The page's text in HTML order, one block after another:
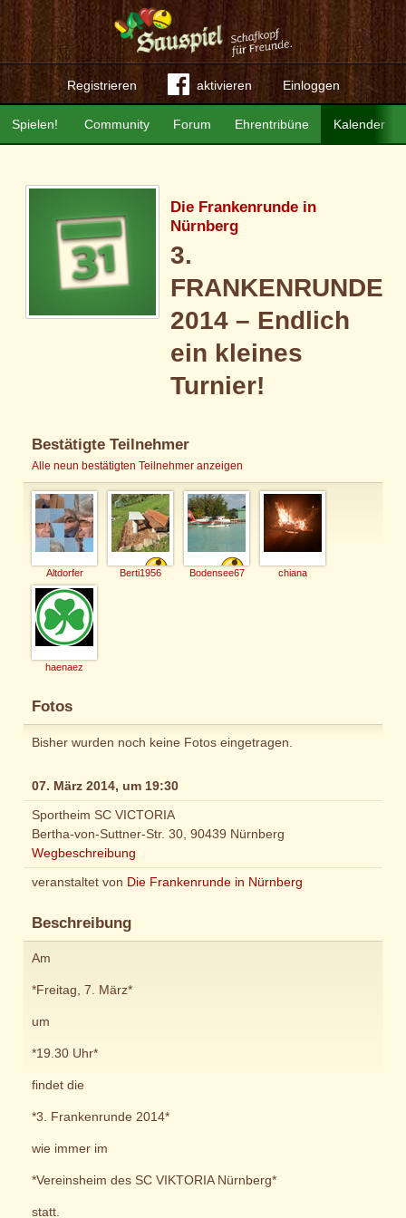
Registrieren aktivieren Einloggen
Community Forum Ehrentribüne Kalender
Spielen!
Die Frankenrunde in
Nürnberg
3.
FRANKENRUNDE
2014 – Endlich
ein kleines
Turnier!
Bestätigte Teilnehmer
Alle neun bestätigten Teilnehmer anzeigen
Altdorfer Berti1956 Bodensee67 chiana
haenaez
Fotos
Bisher wurden noch keine Fotos eingetragen.
07. März 2014, um 19:30
Sportheim SC VICTORIA
Bertha-von-Suttner-Str. 30, 90439 Nürnberg
Wegbeschreibung
veranstaltet von Die Frankenrunde in Nürnberg
Beschreibung
Am
*Freitag, 7. März*
um
*19.30 Uhr*
findet die
*3. Frankenrunde 2014*
wie immer im
*Vereinsheim des SC VIKTORIA Nürnberg*
statt.